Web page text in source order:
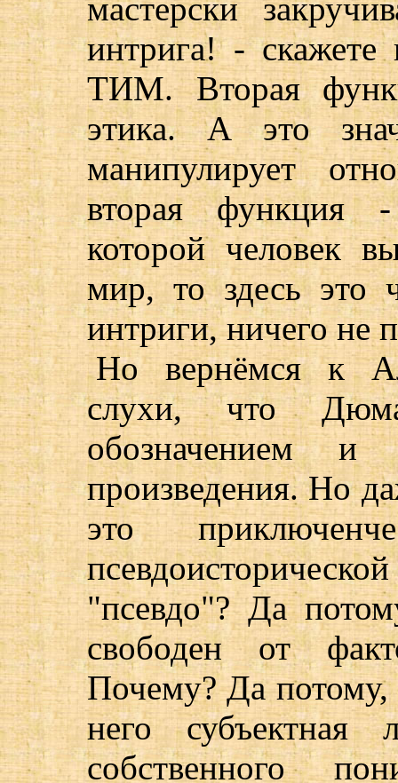
мастерски
интрига! -
ТИМ. Вторая
этика. А это
манипулирует
вторая функция
которой человек
мир, то здесь это
интриги, ничего не
Но вернёмся к
слухи, что
обозначением и
произведения. Но
это
"псевдо"? Да
свободен от
Почему? Да потому,
него субъектная
собственного